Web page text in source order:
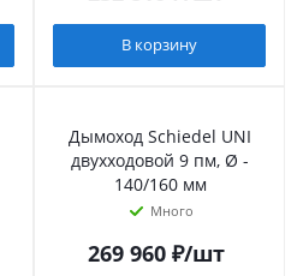
В корзину
Дымоход Schiedel UNI
двухходовой 9 пм, Ø -
140/160 мм
Много
269 960₽/шт